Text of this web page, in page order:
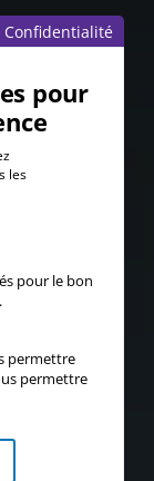
Confidentialité
pour
les
pour le bon
permettre
permettre